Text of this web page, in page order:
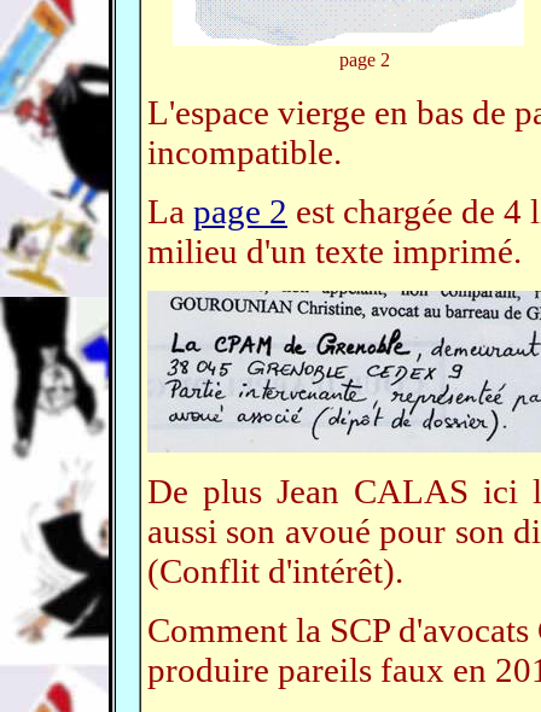
page 2
L'espace vierge en bas de
incompatible.
La page 2 est chargée de 4
milieu d'un texte imprimé.
De plus Jean CALAS ici
aussi son avoué pour son
(Conflit d'intérêt).
Comment la SCP
produire pareils faux en